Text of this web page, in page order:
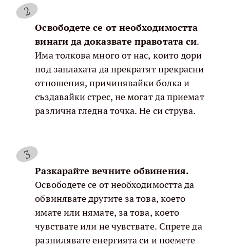
Освободете се от необходимостта
винаги да доказвате правотата си.
Има толкова много от нас, които дори
под заплахата да прекратят прекрасни
отношения, причинявайки болка и
създавайки стрес, не могат да приемат
различна гледна точка. Не си струва.
Разкарайте вечните обвинения.
Освободете се от необходимостта да
обвинявате другите за това, което
имате или нямате, за това, което
чувствате или не чувствате. Спрете да
разпилявате енергията си и поемете